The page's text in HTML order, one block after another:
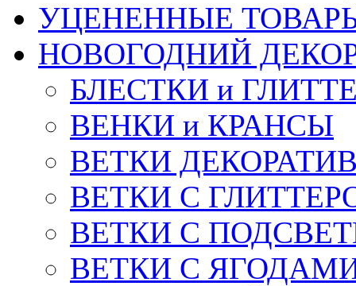
УЦЕНЕННЫЕ
НОВОГОДНИЙ
БЛЕСТКИ и
ВЕНКИ и КРАНСЫ
ВЕТКИ
ВЕТКИ С
ВЕТКИ С
ВЕТКИ С